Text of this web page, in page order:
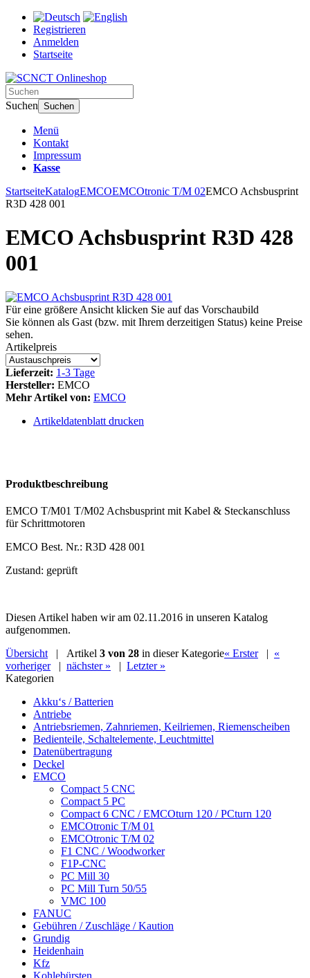
Registrieren
Anmelden
Startseite
Suchen Suchen
Menü
Kontakt
Impressum
Kasse
StartseiteKatalogEMCOEMCOtronic T/M 02EMCO Achsbusprint
R3D 428 001
EMCO Achsbusprint R3D 428
001
Für eine größere Ansicht klicken Sie auf das Vorschaubild
Sie können als Gast (bzw. mit Ihrem derzeitigen Status) keine Preise
sehen.
Artikelpreis
Lieferzeit: 1-3 Tage
Hersteller: EMCO
Mehr Artikel von: EMCO
Artikeldatenblatt drucken
Produktbeschreibung
EMCO T/M01 T/M02 Achsbusprint mit Kabel & Steckanschluss
für Schrittmotoren
EMCO Best. Nr.: R3D 428 001
Zustand: geprüft
Diesen Artikel haben wir am 02.11.2016 in unseren Katalog
aufgenommen.
Übersicht| Artikel 3 von 28 in dieser Kategorie« Erster| «
vorheriger| nächster » | Letzter »
Kategorien
Akku‘s / Batterien
Antriebe
Antriebsriemen, Zahnriemen, Keilriemen, Riemenscheiben
Bedienteile, Schaltelemente, Leuchtmittel
Datenübertragung
Deckel
EMCO
Compact 5 CNC
Compact 5 PC
Compact 6 CNC / EMCOturn 120 / PCturn 120
EMCOtronic T/M 01
EMCOtronic T/M 02
F1 CNC / Woodworker
F1P-CNC
PC Mill 30
PC Mill Turn 50/55
VMC 100
FANUC
Gebühren / Zuschläge / Kaution
Grundig
Heidenhain
Kfz